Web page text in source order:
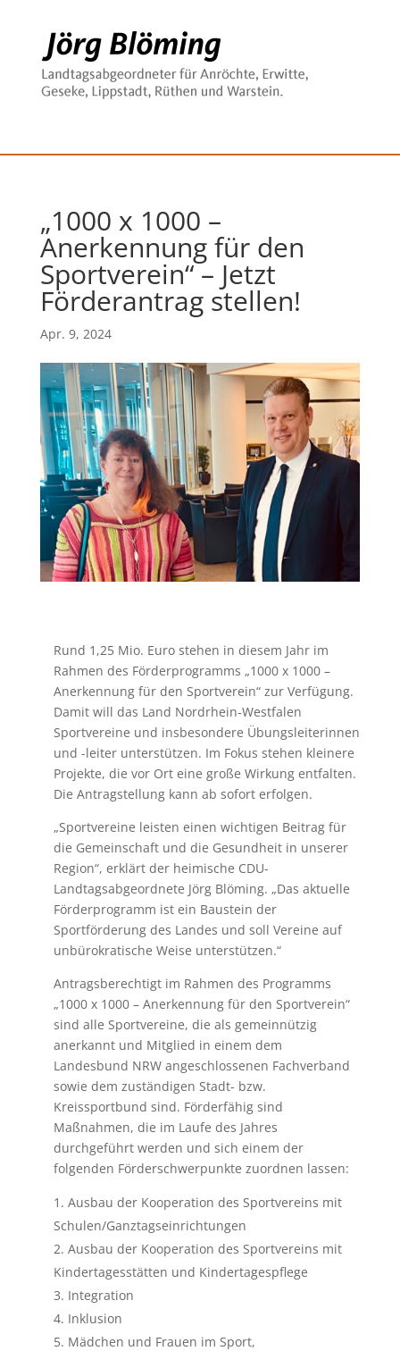
„1000 x 1000 –
Anerkennung für den
Sportverein“ – Jetzt
Förderantrag stellen!
Apr. 9, 2024
Rund 1,25 Mio. Euro stehen in diesem Jahr im
Rahmen des Förderprogramms „1000 x 1000 –
Anerkennung für den Sportverein“ zur Verfügung.
Damit will das Land Nordrhein-Westfalen
Sportvereine und insbesondere Übungsleiterinnen
und -leiter unterstützen. Im Fokus stehen kleinere
Projekte, die vor Ort eine große Wirkung entfalten.
Die Antragstellung kann ab sofort erfolgen.
„Sportvereine leisten einen wichtigen Beitrag für
die Gemeinschaft und die Gesundheit in unserer
Region“, erklärt der heimische CDU-
Landtagsabgeordnete Jörg Blöming. „Das aktuelle
Förderprogramm ist ein Baustein der
Sportförderung des Landes und soll Vereine auf
unbürokratische Weise unterstützen.“
Antragsberechtigt im Rahmen des Programms
„1000 x 1000 – Anerkennung für den Sportverein“
sind alle Sportvereine, die als gemeinnützig
anerkannt und Mitglied in einem dem
Landesbund NRW angeschlossenen Fachverband
sowie dem zuständigen Stadt- bzw.
Kreissportbund sind. Förderfähig sind
Maßnahmen, die im Laufe des Jahres
durchgeführt werden und sich einem der
folgenden Förderschwerpunkte zuordnen lassen:
Ausbau der Kooperation des Sportvereins mit
Schulen/Ganztagseinrichtungen
Ausbau der Kooperation des Sportvereins mit
Kindertagesstätten und Kindertagespflege
Integration
Inklusion
Mädchen und Frauen im Sport,